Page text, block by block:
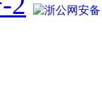
浙公网安备